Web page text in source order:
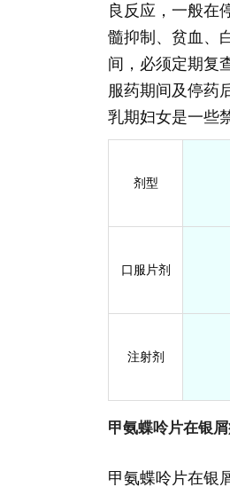
良反应，一般在
髓抑制、贫血、
间，必须定期复
服药期间及停药
乳期妇女是一些
剂型
口服片剂
注射剂
甲氨蝶呤片在银
甲氨蝶呤片在银